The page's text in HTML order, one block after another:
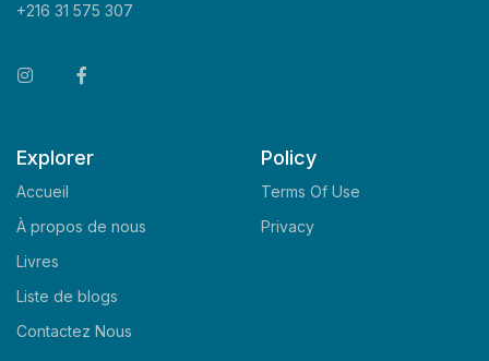
+216 31 575 307
Explorer
Accueil
À propos de nous
Livres
Liste de blogs
Contactez Nous
Policy
Terms Of Use
Privacy